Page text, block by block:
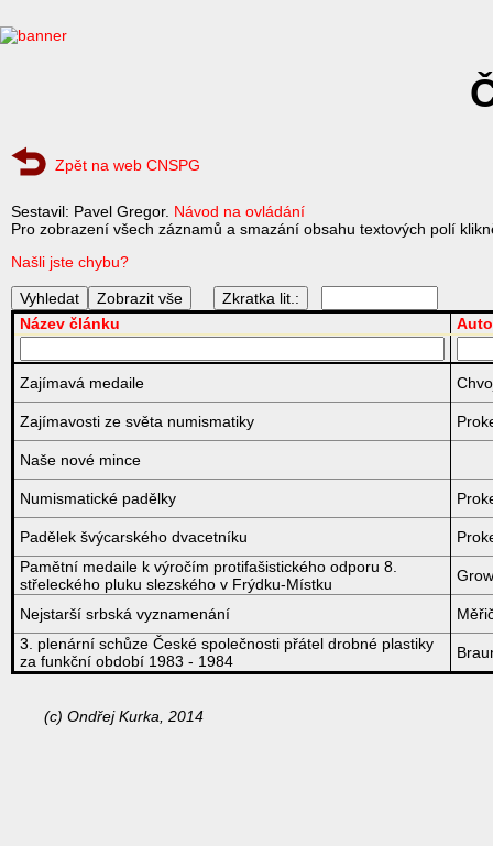
Zpět na web CNSPG
Sestavil: Pavel Gregor. Návod na ovládání
Pro zobrazení všech záznamů a smazání obsahu textových polí
Našli jste chybu?
Zkratka lit.:
Název článku
Zajímavá medaile
Zajímavosti ze světa numismatiky
Naše nové mince
Numismatické padělky
Padělek švýcarského dvacetníku
Pamětní medaile k výročím protifašistického odporu 8.
střeleckého pluku slezského v Frýdku-Místku
Nejstarší srbská vyznamenání
3. plenární schůze České společnosti přátel drobné plastiky
za funkční období 1983 - 1984
(c) Ondřej Kurka, 2014